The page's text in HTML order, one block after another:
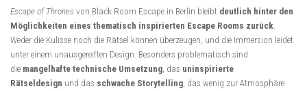
Escape of Thrones von Black Room Escape in Berlin bleibt deutlich hinter den
Möglichkeiten eines thematisch inspirierten Escape Rooms zurück
Weder die Kulisse noch die Rätsel können überzeugen, und die Immersion leidet
unter einem unausgereiften Design. Besonders problematisch sind
die mangelhafte technische Umsetzung , das uninspirierte
Rätseldesign und das schwache Storytelling , das wenig zur Atmosphäre